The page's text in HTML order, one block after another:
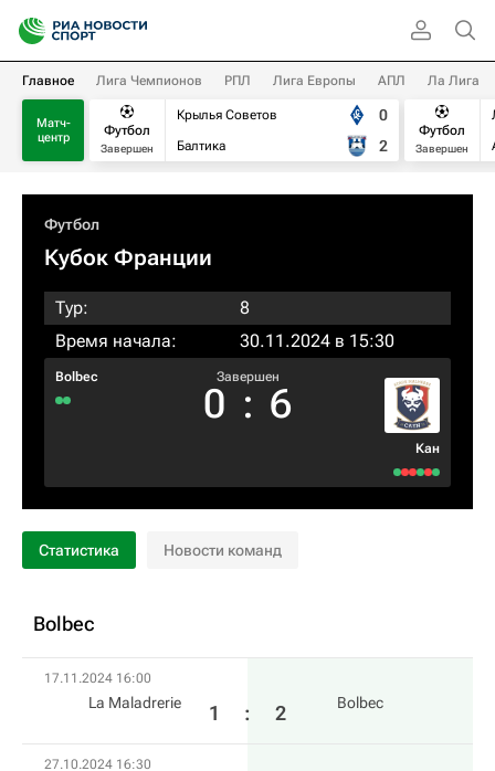
Главное Лига Чемпионов РПЛ Лига Европы АПЛ Ла Лига
Матч-
центр
Футбол
Завершен
Крылья Советов
Балтика
0
2
Футбол
Завершен
Футбол
Кубок Франции
Тур:
8
Время начала:
30.11.2024 в 15:30
Bolbec Завершен
0 : 6
Кан
Статистика Новости команд
Bolbec
17.11.2024 16:00
La Maladrerie 1 : 2 Bolbec
27.10.2024 16:30